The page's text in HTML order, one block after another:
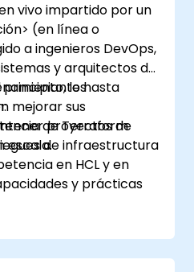
prácticas para
infraestructura en la
vivo impartido por un
(en línea o
a ingenieros DevOps,
y arquitectos de
principiante hasta
mejorar sus
de Terraform
de infraestructura
los
proyectos de
escala.
en HCL y en
y prácticas
y procesos de
gestionar